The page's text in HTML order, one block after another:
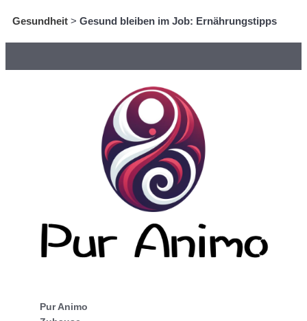
Gesundheit > Gesund bleiben im Job: Ernährungstipps
Pur Animo